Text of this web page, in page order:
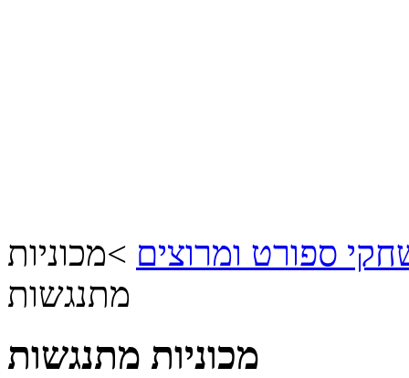
ספורט ומרוצים >מכוניות
מתנגשות
מכוניות מתנגשות